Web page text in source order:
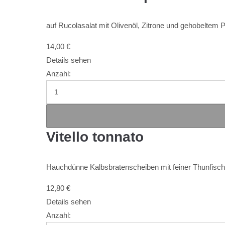
auf Rucolasalat mit Olivenöl, Zitrone und gehobeltem
14,00 €
Details sehen
Anzahl:
Vitello tonnato
Hauchdünne Kalbsbratenscheiben mit feiner
12,80 €
Details sehen
Anzahl: